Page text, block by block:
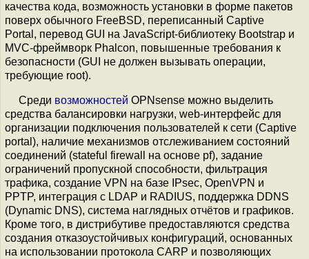
качества кода, возможность установки в форме пакетов
поверх обычного FreeBSD, переписанный Captive
Portal, перевод GUI на JavaScript-библиотеку Bootstrap и
MVC-фреймворк Phalcon, повышенные требования к
безопасности (GUI не должен вызывать операции,
требующие root).
Среди возможностей OPNsense можно выделить
средства балансировки нагрузки, web-интерфейс для
организации подключения пользователей к сети (Captive
portal), наличие механизмов отслеживанием состояний
соединений (stateful firewall на основе pf), задание
ограничений пропускной способности, фильтрация
трафика, создание VPN на базе IPsec, OpenVPN и
PPTP, интеграция с LDAP и RADIUS, поддержка DDNS
(Dynamic DNS), система наглядных отчётов и графиков.
Кроме того, в дистрибутиве предоставляются средства
создания отказоустойчивых конфигураций, основанных
на использовании протокола CARP и позволяющих